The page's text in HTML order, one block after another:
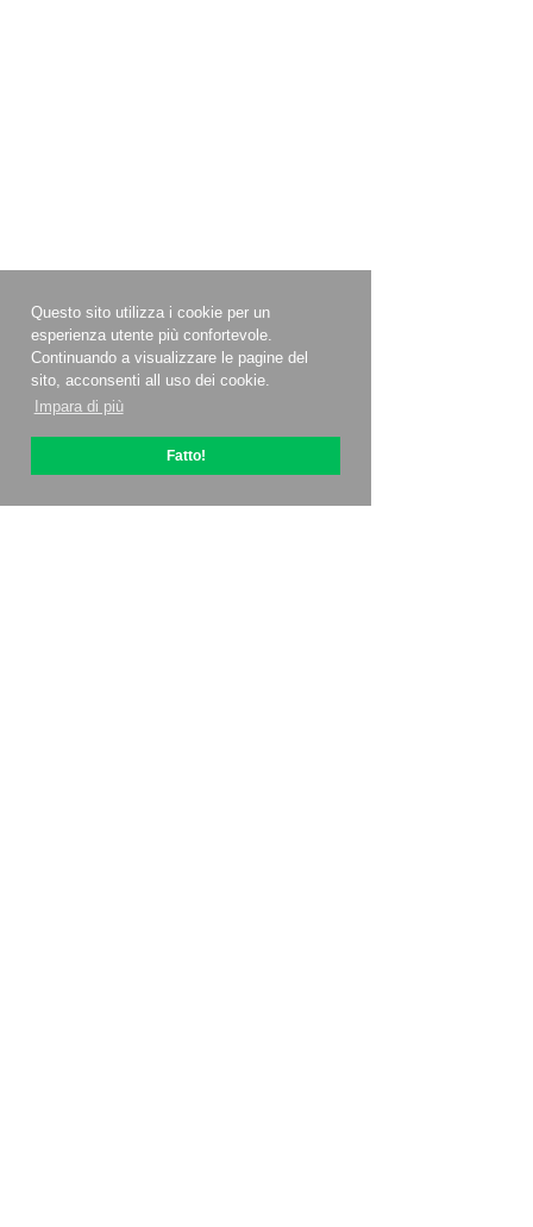
Questo sito utilizza i cookie per un
esperienza utente più confortevole.
Continuando a visualizzare le pagine del
sito, acconsenti all uso dei cookie.
Impara di più
Fatto!